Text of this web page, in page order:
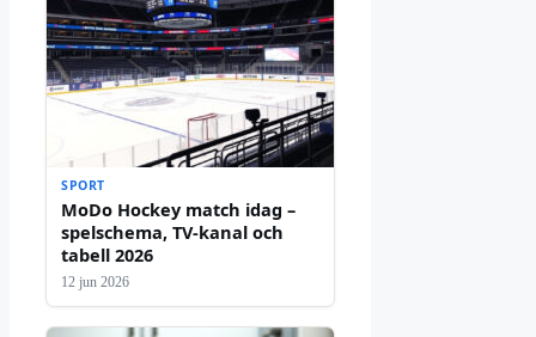
SPORT
MoDo Hockey match idag –
spelschema, TV-kanal och
tabell 2026
12 jun 2026